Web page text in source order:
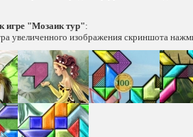
игре "Мозаик тур":
увеличенного изображения скриншота